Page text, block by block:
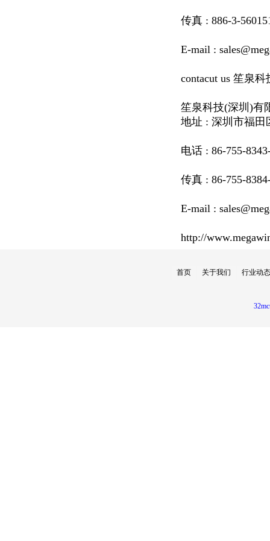
传真 : 886-3-
E-mail :
contacut us 笙泉
笙泉科技(深圳)有
地址 : 深圳市福田
电话 : 86-755-
传真 : 86-755-
E-mail :
http://
首页 关于我们 行业动态